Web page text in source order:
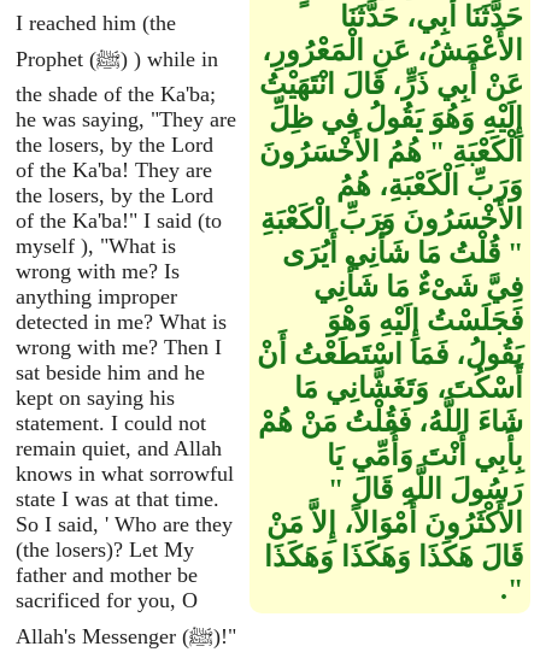
I reached him (the
Prophet (ﷺ) ) while in
the shade of the Ka'ba;
he was saying, "They are
the losers, by the Lord
of the Ka'ba! They are
the losers, by the Lord
of the Ka'ba!" I said (to
myself ), "What is
wrong with me? Is
anything improper
detected in me? What is
wrong with me? Then I
sat beside him and he
kept on saying his
statement. I could not
remain quiet, and Allah
knows in what sorrowful
state I was at that time.
So I said, ' Who are they
(the losers)? Let My
father and mother be
sacrificed for you, O
Allah's Messenger (ﷺ)!"
حَدَّثَنَا أَبِي، حَدَّثَنَا
الأَعْمَشُ، عَنِ الْمَعْرُورِ،
عَنْ أَبِي ذَرٍّ، قَالَ انْتَهَيْتُ
إِلَيْهِ وَهُوَ يَقُولُ فِي ظِلِّ
الْكَعْبَةِ ‏"‏ هُمُ الأَخْسَرُونَ
وَرَبِّ الْكَعْبَةِ، هُمُ
الأَخْسَرُونَ وَرَبِّ الْكَعْبَةِ
‏"‏ قُلْتُ مَا شَأْنِي أَيُرَى
فِيَّ شَىْءٌ مَا شَأْنِي
فَجَلَسْتُ إِلَيْهِ وَهْوَ
يَقُولُ، فَمَا اسْتَطَعْتُ أَنْ
أَسْكُتَ، وَتَغَشَّانِي مَا
شَاءَ اللَّهُ، فَقُلْتُ مَنْ هُمْ
بِأَبِي أَنْتَ وَأُمِّي يَا
رَسُولَ اللَّهِ قَالَ ‏"‏
الأَكْثَرُونَ أَمْوَالاً، إِلاَّ مَنْ
قَالَ هَكَذَا وَهَكَذَا وَهَكَذَا
‏"‏‏.‏